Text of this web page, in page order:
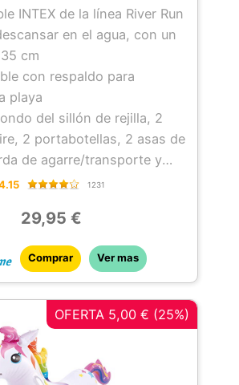
INTEX de la línea River Run
en el agua, con un
cm
con respaldo para
playa
del sillón de rejilla, 2
2 portabotellas, 2 asas de
de agarre/transporte y
máxima de 80 kg
vinilo extra resistente de
kit de reparación
1231
29,95 €
Comprar Ver mas
OFERTA 5,00 € (25%)